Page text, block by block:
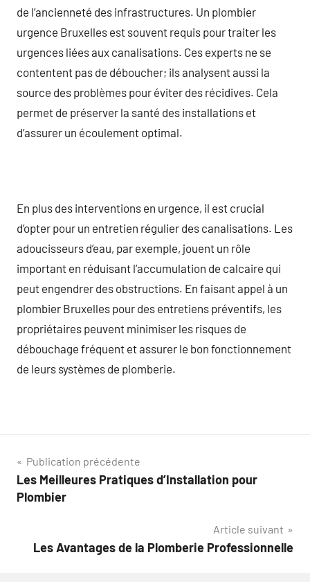
de l’ancienneté des infrastructures. Un plombier
urgence Bruxelles est souvent requis pour traiter les
urgences liées aux canalisations. Ces experts ne se
contentent pas de déboucher; ils analysent aussi la
source des problèmes pour éviter des récidives. Cela
permet de préserver la santé des installations et
d’assurer un écoulement optimal.
En plus des interventions en urgence, il est crucial
d’opter pour un entretien régulier des canalisations. Les
adoucisseurs d’eau, par exemple, jouent un rôle
important en réduisant l’accumulation de calcaire qui
peut engendrer des obstructions. En faisant appel à un
plombier Bruxelles pour des entretiens préventifs, les
propriétaires peuvent minimiser les risques de
débouchage fréquent et assurer le bon fonctionnement
de leurs systèmes de plomberie.
Navigation
de
Publication précédente
Les Meilleures Pratiques d’Installation pour
Plombier
Article suivant
Les Avantages de la Plomberie Professionnelle